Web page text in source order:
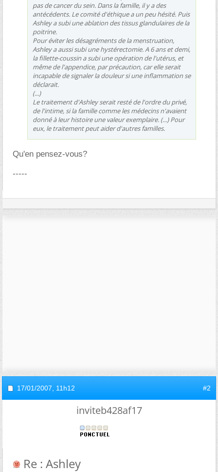
pas de cancer du sein. Dans la famille, il y a des
antécédents. Le comité d'éthique a un peu hésité. Puis
Ashley a subi une ablation des tissus glandulaires de la
poitrine.
Pour éviter les désagréments de la menstruation,
Ashley a aussi subi une hystérectomie. A 6 ans et demi,
la fillette-coussin a subi une opération de l'utérus, et
même de l'appendice, par précaution, car elle serait
incapable de signaler la douleur si une inflammation se
déclarait.
(...)
Le traitement d'Ashley serait resté de l'ordre du privé,
de l'intime, si la famille comme les médecins n'avaient
donné à leur histoire une valeur exemplaire. (...) Pour
eux, le traitement peut aider d'autres familles.
Qu'en pensez-vous?
-----
17/01/2007, 11h12 #2
inviteb428af17
Re : Ashley